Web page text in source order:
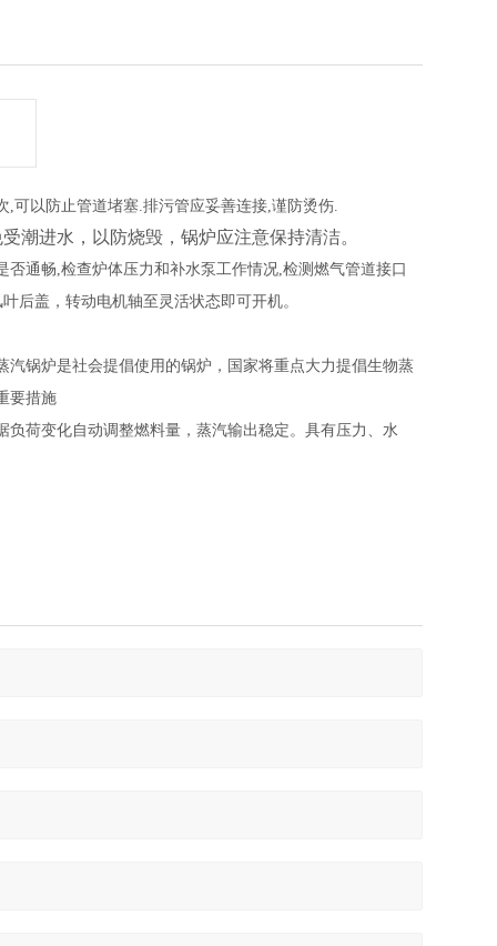
可以防止管道堵塞.排污管应妥善连接,谨防烫伤.
潮进水，以防烧毁，锅炉应注意保持清洁。
通畅,检查炉体压力和补水泵工作情况,检测燃气管道接口
拆下风叶后盖，转动电机轴至灵活状态即可开机。
汽锅炉是社会提倡使用的锅炉，国家将重点大力提倡生物蒸
要措施
荷变化自动调整燃料量，蒸汽输出稳定。具有压力、水